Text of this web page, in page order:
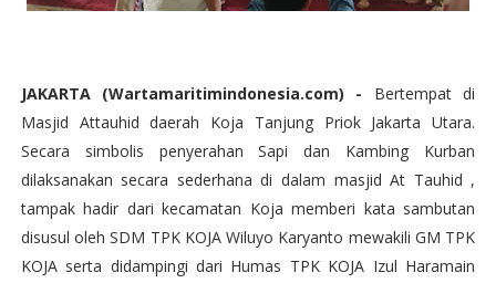
JAKARTA (Wartamaritimindonesia.com) - Bertempat di
Masjid Attauhid daerah Koja Tanjung Priok Jakarta Utara.
Secara simbolis penyerahan Sapi dan Kambing Kurban
dilaksanakan secara sederhana di dalam masjid At Tauhid ,
tampak hadir dari kecamatan Koja memberi kata sambutan
disusul oleh SDM TPK KOJA Wiluyo Karyanto mewakili GM TPK
KOJA serta didampingi dari Humas TPK KOJA Izul Haramain